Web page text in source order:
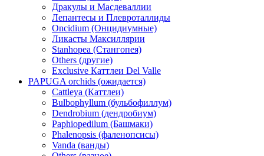
Дракулы и Масдеваллии
Лепантесы и Плевроталлиды
Oncidium (Онцидиумные)
Ликасты Максиллярии
Stanhopea (Стангопея)
Others (другие)
Exclusive Каттлеи Del Valle
PAPUGA orchids (ожидается)
Cattleya (Каттлеи)
Bulbophyllum (бульбофиллум)
Dendrobium (дендробиум)
Paphiopedilum (Башмаки)
Phalenopsis (фаленопсисы)
Vanda (ванды)